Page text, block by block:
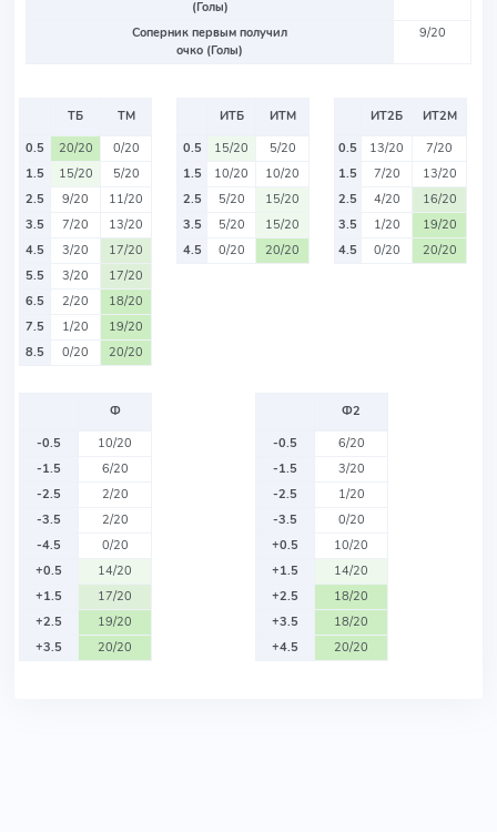
(Голы)
Соперник первым получил
очко (Голы)
9/20
ТБ
ТМ
0.5
20/20
0/20
1.5
15/20
5/20
2.5
9/20
11/20
3.5
7/20
13/20
4.5
3/20
17/20
5.5
3/20
17/20
6.5
2/20
18/20
7.5
1/20
19/20
8.5
0/20 20/20
ИТБ
ИТМ
0.5
15/20
5/20
1.5
10/20
10/20
2.5
5/20
15/20
3.5
5/20
15/20
4.5
0/20 20/20
ИТ2Б
ИТ2М
0.5
13/20
7/20
1.5
7/20
13/20
2.5
4/20
16/20
3.5
1/20
19/20
4.5
0/20 20/20
Ф
-0.5
10/20
-1.5
6/20
-2.5
2/20
-3.5
2/20
-4.5
0/20
+0.5
14/20
+1.5
17/20
+2.5
19/20
+3.5
20/20
Ф2
-0.5
6/20
-1.5
3/20
-2.5
1/20
-3.5
0/20
+0.5
10/20
+1.5
14/20
+2.5
18/20
+3.5
18/20
+4.5
20/20